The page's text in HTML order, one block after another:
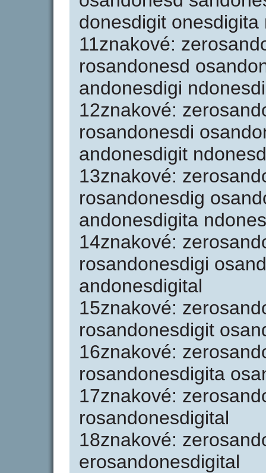
donesdigit onesdigita
11znakové:
rosandonesd
andonesdigi
12znakové:
rosandonesdi
andonesdigit
13znakové:
rosandonesdig
andonesdigita
14znakové:
rosandonesdigi
andonesdigital
15znakové:
rosandonesdigit
16znakové:
rosandonesdigita
17znakové:
rosandonesdigital
18znakové:
erosandonesdigital